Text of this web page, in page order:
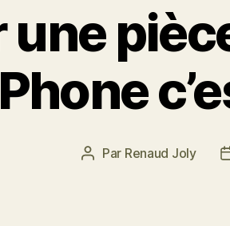
Auteur
Par Renaud Joly